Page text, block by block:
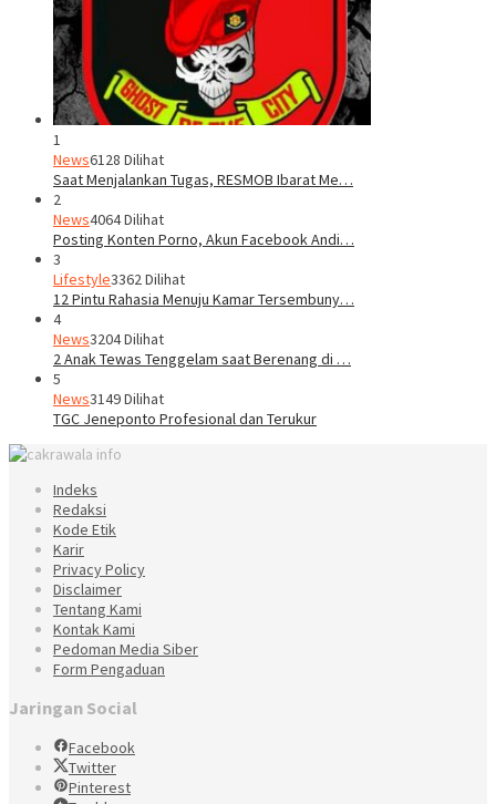
1
News6128 Dilihat
Saat Menjalankan Tugas, RESMOB Ibarat Me…
2
News4064 Dilihat
Posting Konten Porno, Akun Facebook Andi…
3
Lifestyle3362 Dilihat
12 Pintu Rahasia Menuju Kamar Tersembuny…
4
News3204 Dilihat
2 Anak Tewas Tenggelam saat Berenang di …
5
News3149 Dilihat
TGC Jeneponto Profesional dan Terukur
Indeks
Redaksi
Kode Etik
Karir
Privacy Policy
Disclaimer
Tentang Kami
Kontak Kami
Pedoman Media Siber
Form Pengaduan
Jaringan Social
Facebook
Twitter
Pinterest